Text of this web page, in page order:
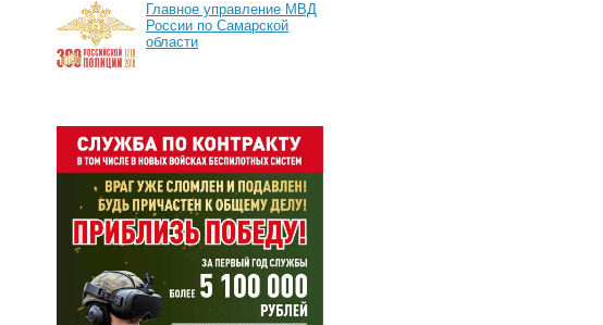
Главное управление МВД
России по Самарской
области